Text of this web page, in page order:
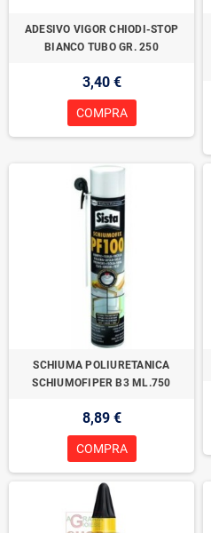
ADESIVO VIGOR CHIODI-STOP
BIANCO TUBO GR. 250
3,40 €
COMPRA
SCHIUMA POLIURETANICA
SCHIUMOFIPER B3 ML.750
8,89 €
COMPRA